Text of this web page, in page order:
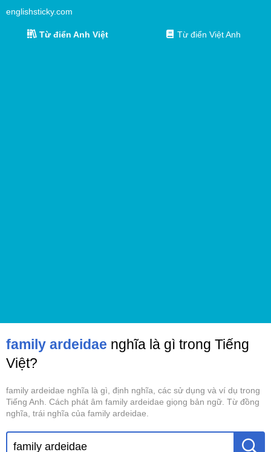
englishsticky.com
Từ điển Anh Việt Từ điển Việt Anh
family ardeidae nghĩa là gì trong Tiếng
Việt?
family ardeidae nghĩa là gì, định nghĩa, các sử dụng và ví dụ trong
Tiếng Anh. Cách phát âm family ardeidae giọng bản ngữ. Từ đồng
nghĩa, trái nghĩa của family ardeidae.